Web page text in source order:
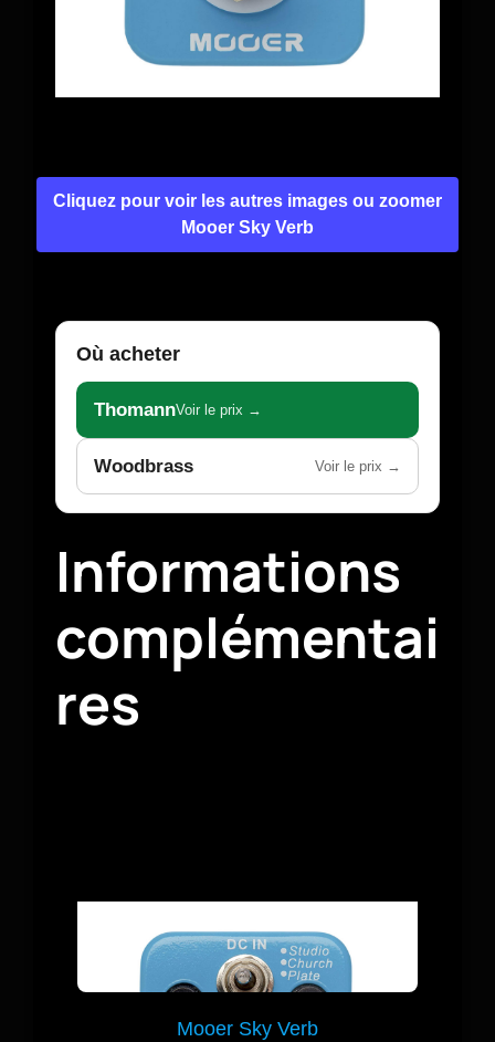
Cliquez pour voir les autres images ou zoomer
Mooer Sky Verb
Où acheter
ThomannVoir le prix →
Woodbrass Voir le prix →
Informations
complémentai
res
Mooer Sky Verb